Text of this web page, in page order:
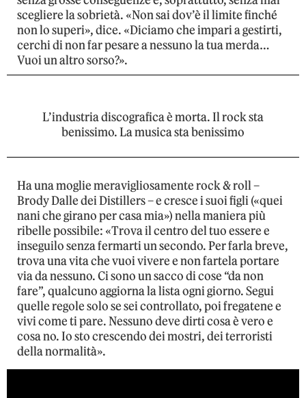
scegliere la sobrietà. «Non sai dov’è il limite finché
non lo superi», dice. «Diciamo che impari a gestirti,
cerchi di non far pesare a nessuno la tua merda…
Vuoi un altro sorso?».
L’industria discografica è morta. Il rock sta
benissimo. La musica sta benissimo
Ha una moglie meravigliosamente rock & roll –
Brody Dalle dei Distillers – e cresce i suoi figli («quei
nani che girano per casa mia») nella maniera più
ribelle possibile: «Trova il centro del tuo essere e
inseguilo senza fermarti un secondo. Per farla breve,
trova una vita che vuoi vivere e non fartela portare
via da nessuno. Ci sono un sacco di cose “da non
fare”, qualcuno aggiorna la lista ogni giorno. Segui
quelle regole solo se sei controllato, poi fregatene e
vivi come ti pare. Nessuno deve dirti cosa è vero e
cosa no. Io sto crescendo dei mostri, dei terroristi
della normalità».